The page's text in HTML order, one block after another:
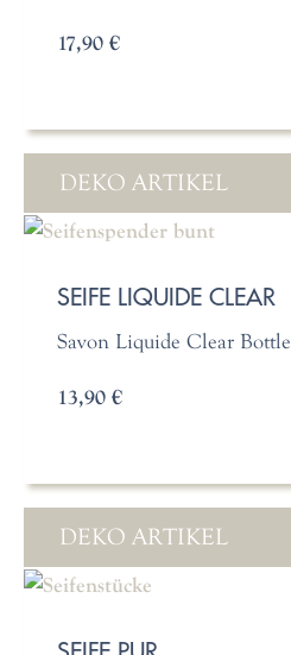
17,90 €
DEKO ARTIKEL
SEIFE LIQUIDE CLEAR
Savon Liquide Clear Bottle
13,90 €
DEKO ARTIKEL